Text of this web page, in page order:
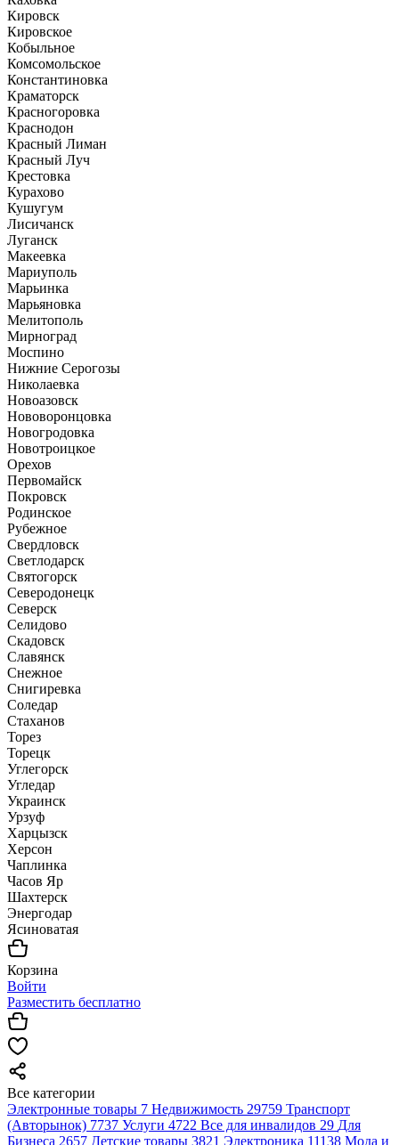
Кировск
Кировское
Кобыльное
Комсомольское
Константиновка
Краматорск
Красногоровка
Краснодон
Красный Лиман
Красный Луч
Крестовка
Курахово
Кушугум
Лисичанск
Луганск
Макеевка
Мариуполь
Марьинка
Марьяновка
Мелитополь
Мирноград
Моспино
Нижние Серогозы
Николаевка
Новоазовск
Нововоронцовка
Новогродовка
Новотроицкое
Орехов
Первомайск
Покровск
Родинское
Рубежное
Свердловск
Светлодарск
Святогорск
Северодонецк
Северск
Селидово
Скадовск
Славянск
Снежное
Снигиревка
Соледар
Стаханов
Торез
Торецк
Углегорск
Угледар
Украинск
Урзуф
Харцызск
Херсон
Чаплинка
Часов Яр
Шахтерск
Энергодар
Ясиноватая
Корзина
Войти
Разместить бесплатно
Все категории
Электронные товары 7 Недвижимость 29759 Транспорт
(Авторынок) 7737 Услуги 4722 Все для инвалидов 29 Для
Бизнеса 2657 Детские товары 3821 Электроника 11138 Мода и